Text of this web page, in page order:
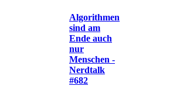
Algorithmen
sind am
Ende auch
nur
Menschen -
Nerdtalk
#682